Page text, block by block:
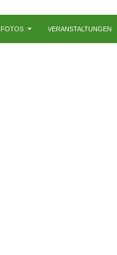
FOTOS VERANSTALTUNGEN